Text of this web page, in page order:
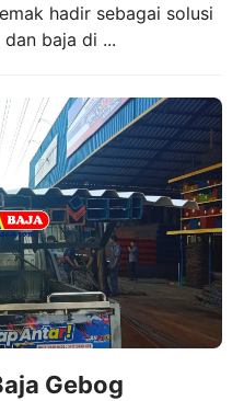
hadir sebagai solusi
baja di ...
Gebog